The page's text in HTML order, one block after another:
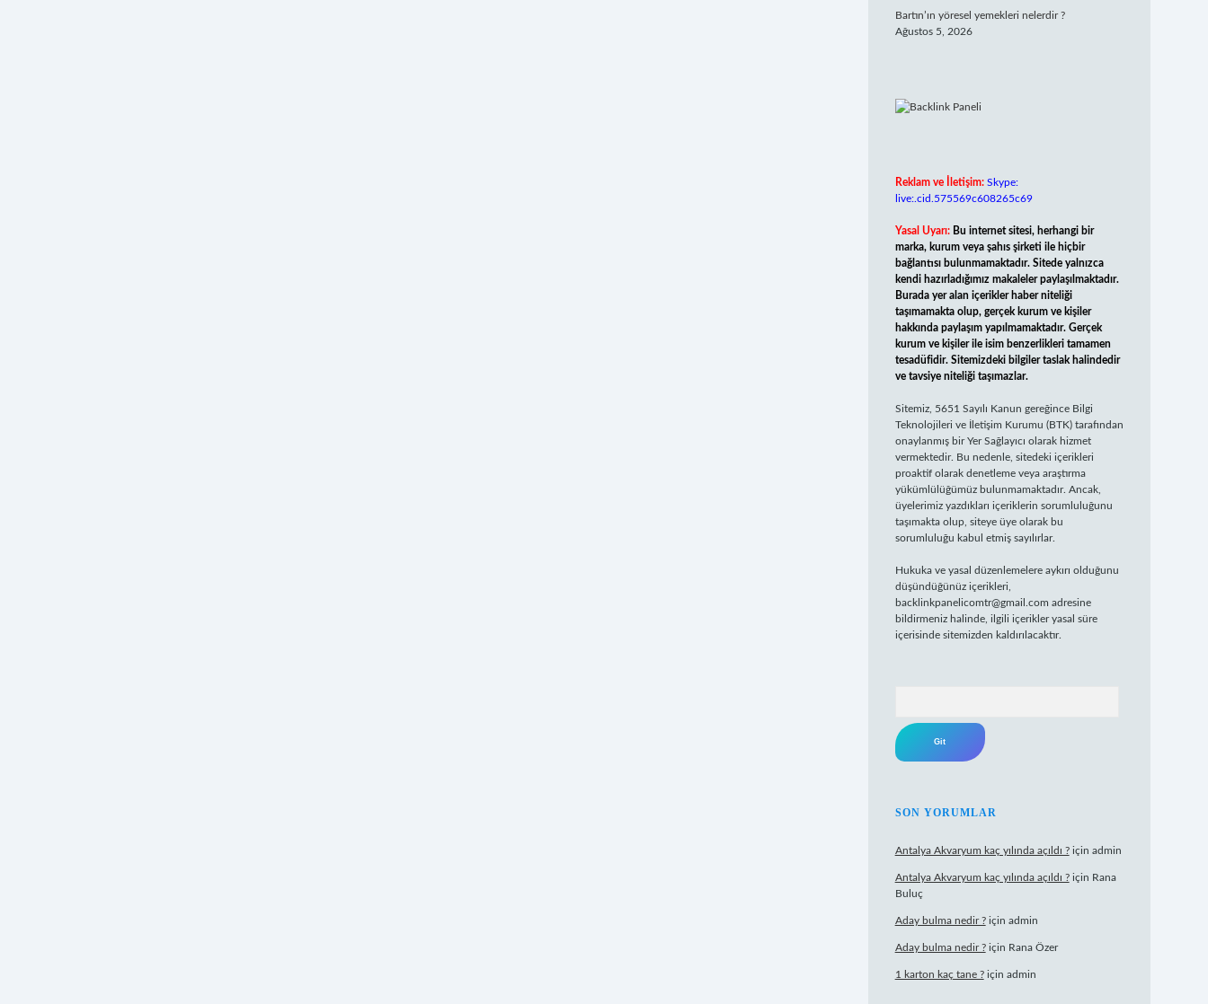
Bartın’ın yöresel yemekleri nelerdir ?
Ağustos 5, 2026
Reklam ve İletişim: Skype:
live:.cid.575569c608265c69
Yasal Uyarı: Bu internet sitesi, herhangi bir
marka, kurum veya şahıs şirketi ile hiçbir
bağlantısı bulunmamaktadır. Sitede yalnızca
kendi hazırladığımız makaleler paylaşılmaktadır.
Burada yer alan içerikler haber niteliği
taşımamakta olup, gerçek kurum ve kişiler
hakkında paylaşım yapılmamaktadır. Gerçek
kurum ve kişiler ile isim benzerlikleri tamamen
tesadüfidir. Sitemizdeki bilgiler taslak halindedir
ve tavsiye niteliği taşımazlar.
Sitemiz, 5651 Sayılı Kanun gereğince Bilgi
Teknolojileri ve İletişim Kurumu (BTK) tarafından
onaylanmış bir Yer Sağlayıcı olarak hizmet
vermektedir. Bu nedenle, sitedeki içerikleri
proaktif olarak denetleme veya araştırma
yükümlülüğümüz bulunmamaktadır. Ancak,
üyelerimiz yazdıkları içeriklerin sorumluluğunu
taşımakta olup, siteye üye olarak bu
sorumluluğu kabul etmiş sayılırlar.
Hukuka ve yasal düzenlemelere aykırı olduğunu
düşündüğünüz içerikleri,
backlinkpanelicomtr@gmail.com adresine
bildirmeniz halinde, ilgili içerikler yasal süre
içerisinde sitemizden kaldırılacaktır.
SON YORUMLAR
Antalya Akvaryum kaç yılında açıldı ?için admin
Antalya Akvaryum kaç yılında açıldı ?için Rana
Buluç
Aday bulma nedir ?için admin
Aday bulma nedir ?için Rana Özer
1 karton kaç tane ?için admin